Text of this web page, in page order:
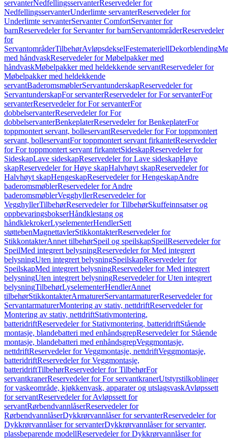
servanterNedfellingsservanterReservedeler for
NedfellingsservanterUnderlimte servanterReservedeler for
Underlimte servanterServanter ComfortServanter for
barnReservedeler for Servanter for barnServantområderReservedeler
for
ServantområderTilbehørAvløpsdekselFestemateriellDekorblending
med håndvaskReservedeler for Møbelpakker med
håndvaskMøbelpakker med heldekkende servantReservedeler for
Møbelpakker med heldekkende
servantBaderomsmøblerServantunderskapReservedeler for
ServantunderskapFor servanterReservedeler for For servanterFor
servanterReservedeler for For servanterFor
dobbelservanterReservedeler for For
dobbelservanterBenkeplaterReservedeler for BenkeplaterFor
toppmontert servant, bolleservantReservedeler for For toppmontert
servant, bolleservantFor toppmontert servant firkantetReservedeler
for For toppmontert servant firkantetSideskapReservedeler for
SideskapLave sideskapReservedeler for Lave sideskapHøye
skapReservedeler for Høye skapHalvhøyt skapReservedeler for
Halvhøyt skapHengeskapReservedeler for HengeskapAndre
baderomsmøblerReservedeler for Andre
baderomsmøblerVegghyllerReservedeler for
VegghyllerTilbehørReservedeler for TilbehørSkuffeinnsatser og
oppbevaringsbokserHåndklestang og
håndklekrokerLyselementerHendlerSett
støttebenMagnettavlerStikkontakterReservedeler for
StikkontakterAnnet tilbehørSpeil og speilskapSpeilReservedeler for
SpeilMed integrert belysningReservedeler for Med integrert
belysningUten integrert belysningSpeilskapReservedeler for
SpeilskapMed integrert belysningReservedeler for Med integrert
belysningUten integrert belysningReservedeler for Uten integrert
belysningTilbehørLyselementerHendlerAnnet
tilbehørStikkontakterArmaturerServantarmaturerReservedeler for
ServantarmaturerMontering av stativ, nettdriftReservedeler for
Montering av stativ, nettdriftStativmontering,
batteridriftReservedeler for Stativmontering, batteridriftStående
montasje, blandebatteri med enhåndsgrepReservedeler for Stående
montasje, blandebatteri med enhåndsgrepVeggmontasje,
nettdriftReservedeler for Veggmontasje, nettdriftVeggmontasje,
batteridriftReservedeler for Veggmontasje,
batteridriftTilbehørReservedeler for TilbehørFor
servantkranerReservedeler for For servantkranerUtstyrstilkoblinger
for vaskeområde, kjøkkenvask, apparater og utslagsvaskAvløpssett
for servantReservedeler for Avløpssett for
servantRørbendvannlåserReservedeler for
RørbendvannlåserDykkrørvannlåser for servanterReservedeler for
Dykkrørvannlåser for servanterDykkrørvannlåser for servanter,
plassbeparende modellReservedeler for Dykkrørvannlåser for